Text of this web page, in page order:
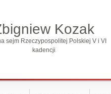
Kozak
sejm Rzeczypospolitej Polskiej V i VI
kadencji